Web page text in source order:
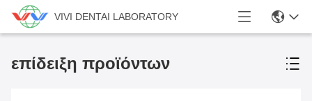
VIVI DENTAI LABORATORY
επίδειξη προϊόντων